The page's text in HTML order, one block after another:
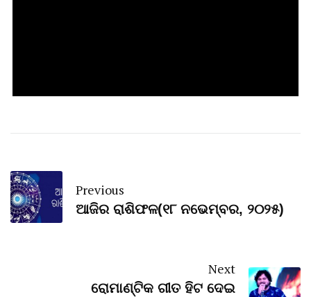
Previous
ଆଜିର ରାଶିଫଳ(୧୮ ନଭେମ୍ବର, ୨୦୨୫)
Next
ରୋମାଣ୍ଟିକ ଗୀତ ହିଟ ଦେଇ